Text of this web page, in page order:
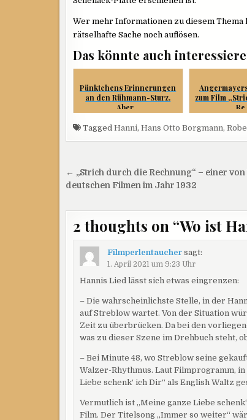
Wer mehr Informationen zu diesem
rätselhafte Sache noch auflösen.
Das könnte auch
Pünktchens Erinnerungen
an den Rühmann-Sturz.
Aber...
zum Film
Re...
Tagged Hanni, Hans Otto Borgmann,
Beitragsnavigation
← „Strich durch die Rechnung“ – einer von
deutschen Filmen im Jahr 1932
2 thoughts on “Wo ist
Filmperlentaucher sagt:
1. April 2021 um 9:23 Uhr
Hannis Lied lässt sich etwas eingrenzen:
– Die wahrscheinlichste Stelle, in der
auf Streblow wartet. Von der Situation
Zeit zu überbrücken. Da bei den
was zu dieser Szene im Drehbuch steht,
– Bei Minute 48, wo Streblow seine
Walzer-Rhythmus. Laut Filmprogramm,
Liebe schenk‘ ich Dir“ als English Waltz
Vermutlich ist „Meine ganze Liebe
Film. Der Titelsong „Immer so weiter“